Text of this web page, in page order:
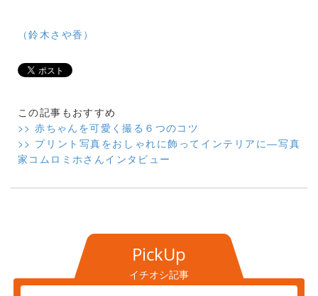
（鈴木さや香）
この記事もおすすめ
>> 赤ちゃんを可愛く撮る６つのコツ
>> プリント写真をおしゃれに飾ってインテリアに―写真
家コムロミホさんインタビュー
PickUp
イチオシ記事